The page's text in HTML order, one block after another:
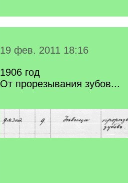
19 фев. 2011 18:16
1906 год
От прорезывания зубов...